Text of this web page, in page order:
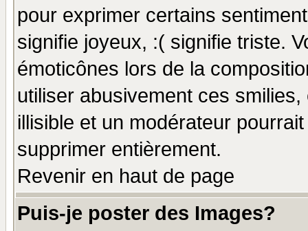
pour exprimer certains
signifie joyeux, :( signifie triste.
émoticônes lors de la
utiliser abusivement ces
illisible et un modérateur
supprimer entièrement.
Revenir en haut de page
Puis-je poster des Images?